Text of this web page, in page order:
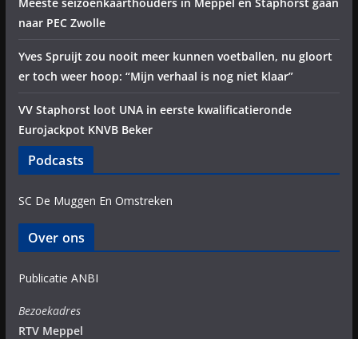
naar PEC Zwolle
Yves Spruijt zou nooit meer kunnen voetballen, nu gloort
er toch weer hoop: “Mijn verhaal is nog niet klaar”
VV Staphorst loot UNA in eerste kwalificatieronde
Eurojackpot KNVB Beker
Podcasts
SC De Muggen En Omstreken
Over ons
Publicatie ANBI
Bezoekadres
RTV Meppel